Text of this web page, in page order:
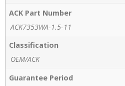
ACK Part Number
ACK7353WA-1.5-11
Classification
OEM/ACK
Guarantee Period